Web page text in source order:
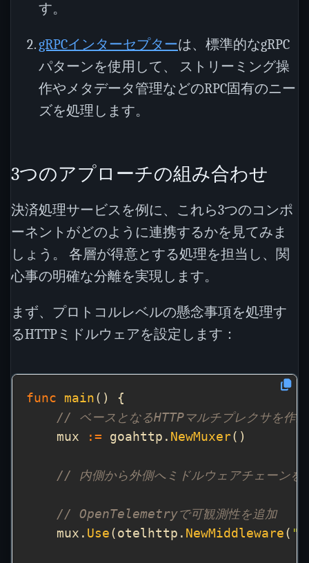
す。
gRPCインターセプターは、標準的なgRPC
パターンを使用して、 ストリーミング操
作やメタデータ管理などのRPC固有のニー
ズを処理します。
3つのアプローチの組み合わせ
決済処理サービスを例に、これら3つのコンポ
ーネントがどのように連携するかを見てみま
しょう。 各層が得意とする処理を担当し、関
心事の明確な分離を実現します。
まず、プロトコルレベルの懸念事項を処理す
るHTTPミドルウェアを設定します：
func main
// ベースとなるHTTPマルチプレクサを作成
    mux
:= goahttp. NewMuxer
// 内側から外側へミドルウェアチェーンを
// OpenTelemetryで可観測性を追加
    mux.
Use (otelhttp. NewMiddleware (